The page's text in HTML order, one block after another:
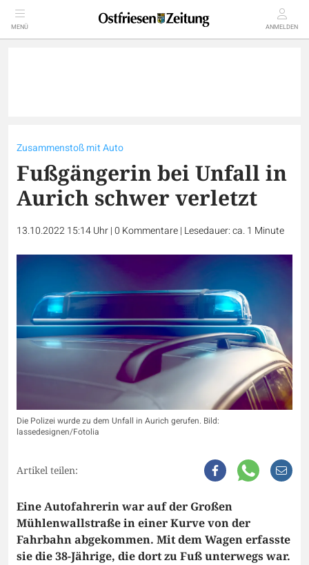
MENÜ ANMELDEN
Zusammenstoß mit Auto
Fußgängerin bei Unfall in
Aurich schwer verletzt
13.10.2022 15:14 Uhr|0 Kommentare| Lesedauer: ca. 1 Minute
Die Polizei wurde zu dem Unfall in Aurich gerufen. Bild:
lassedesignen/Fotolia
Artikel teilen:
Eine Autofahrerin war auf der Großen
Mühlenwallstraße in einer Kurve von der
Fahrbahn abgekommen. Mit dem Wagen erfasste
sie die 38-Jährige, die dort zu Fuß unterwegs war.